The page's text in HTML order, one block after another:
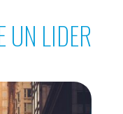
UN LIDER